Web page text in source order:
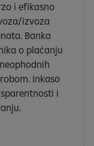
i efikasno
izvoza
Banka
o plaćanju
Inkaso
i